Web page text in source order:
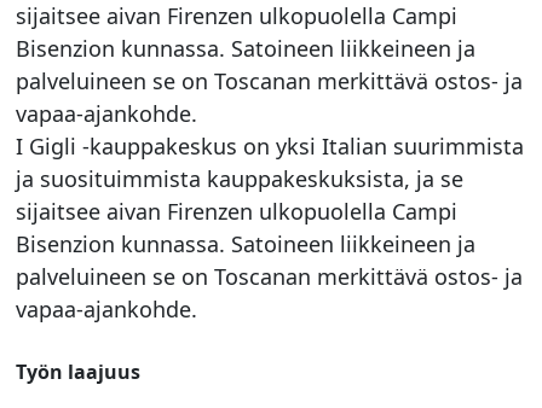
sijaitsee aivan Firenzen ulkopuolella Campi
Bisenzion kunnassa. Satoineen liikkeineen ja
palveluineen se on Toscanan merkittävä ostos- ja
vapaa-ajankohde.
I Gigli -kauppakeskus on yksi Italian suurimmista
ja suosituimmista kauppakeskuksista, ja se
sijaitsee aivan Firenzen ulkopuolella Campi
Bisenzion kunnassa. Satoineen liikkeineen ja
palveluineen se on Toscanan merkittävä ostos- ja
vapaa-ajankohde.
Työn laajuus